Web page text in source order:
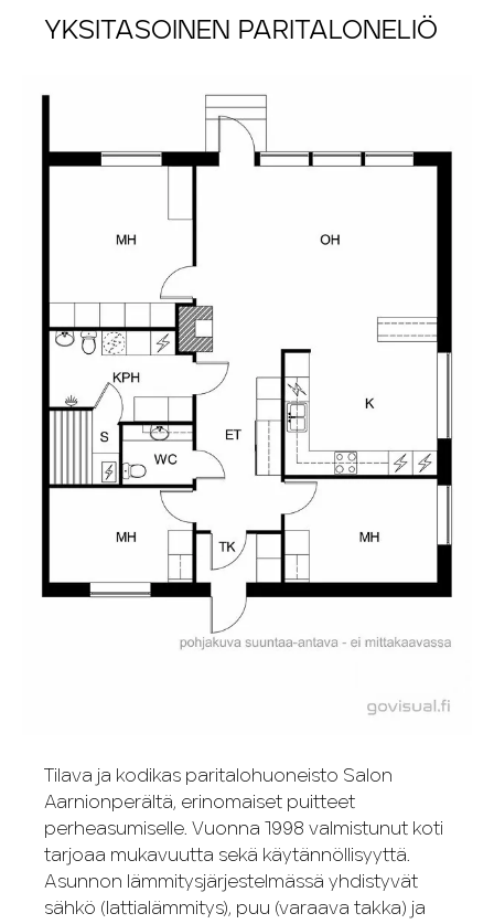
YKSITASOINEN PARITALONELIÖ
Tilava ja kodikas paritalohuoneisto Salon
Aarnionperältä, erinomaiset puitteet
perheasumiselle. Vuonna 1998 valmistunut koti
tarjoaa mukavuutta sekä käytännöllisyyttä.
Asunnon lämmitysjärjestelmässä yhdistyvät
sähkö (lattialämmitys), puu (varaava takka) ja